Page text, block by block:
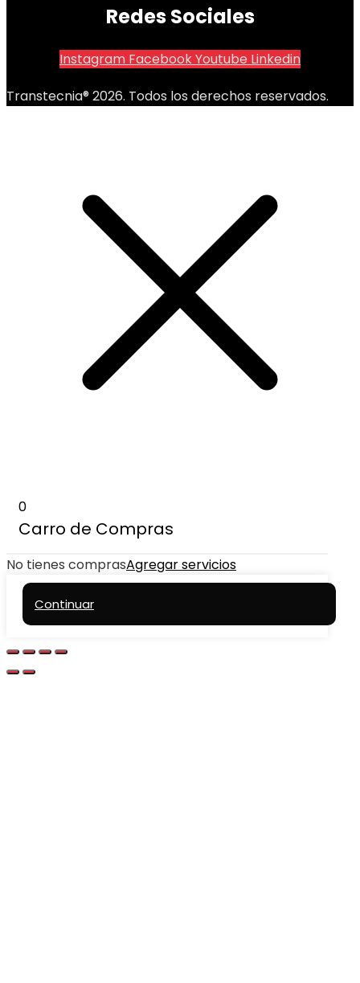
Redes Sociales
Instagram FacebookYoutube Linkedin
Transtecnia® 2026. Todos los derechos reservados.
0
Carro de Compras
No tienes comprasAgregar servicios
Continuar